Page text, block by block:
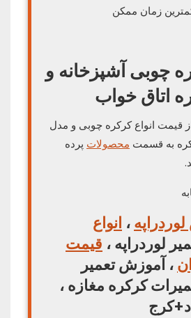
زمان ممکن
چوبی آشپزخانه و
اتاق خواب
قیمت انواع کرکره چوبی و مدل
به قسمت محصولات پرده
، انواع
لوردراپه ، قیمت
، آموزش تعمیر
کرکره مغازه ،